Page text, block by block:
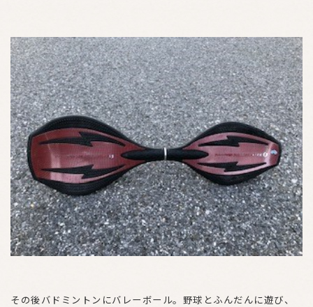
その後バドミントンにバレーボール。野球とふんだんに遊び、